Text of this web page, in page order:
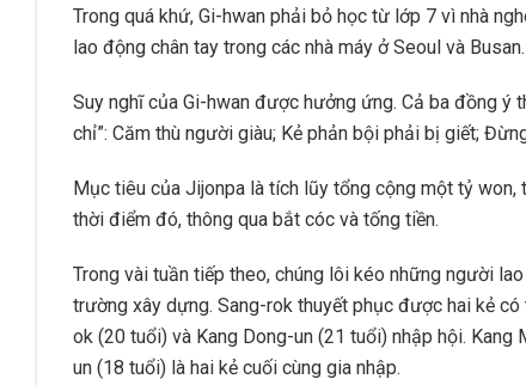
Trong quá khứ, Gi-hwan phải bỏ học từ lớp 7 vì nhà
lao động chân tay trong các nhà máy ở Seoul và Busan.
Suy nghĩ của Gi-hwan được hưởng ứng. Cả ba đồng ý
chỉ”: Căm thù người giàu; Kẻ phản bội phải bị giết;
Mục tiêu của Jijonpa là tích lũy tổng cộng một tỷ won,
thời điểm đó, thông qua bắt cóc và tống tiền.
Trong vài tuần tiếp theo, chúng lôi kéo những người
trường xây dựng. Sang-rok thuyết phục được hai kẻ
ok (20 tuổi) và Kang Dong-un (21 tuổi) nhập hội.
un (18 tuổi) là hai kẻ cuối cùng gia nhập.